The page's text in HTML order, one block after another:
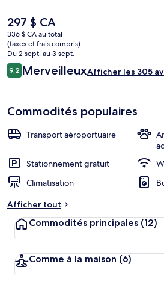
montagne et ski de fond. Parmi les
terrasse et jardin. Les autres voyageurs
personnel serviable.
Le
prix
actuel
est
de 297 $ CA
297 $ CA
336 $ CA au total
(taxes et frais compris)
Du 2 sept. au 3 sept.
Avis
9,29,2 sur 10 –
MerveilleuxAfficher les 305
Commodités populaires
Transport aéroportuaire
Stationnement gratuit
Climatisation
Afficher tout
Commodités principales (12)
Comme à la maison (6)